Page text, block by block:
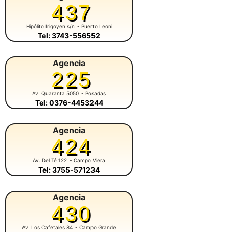
437
Hipólito Irigoyen s/n - Puerto Leoni
Tel: 3743-556552
Agencia
225
Av. Quaranta 5050 - Posadas
Tel: 0376-4453244
Agencia
424
Av. Del Té 122 - Campo Viera
Tel: 3755-571234
Agencia
430
Av. Los Cafetales 84 - Campo Grande